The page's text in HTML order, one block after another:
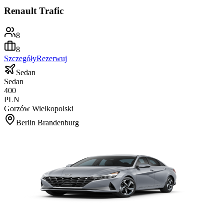
Renault Trafic
8
8
SzczegółyRezerwuj
Sedan
Sedan
400
PLN
Gorzów Wielkopolski
Berlin Brandenburg